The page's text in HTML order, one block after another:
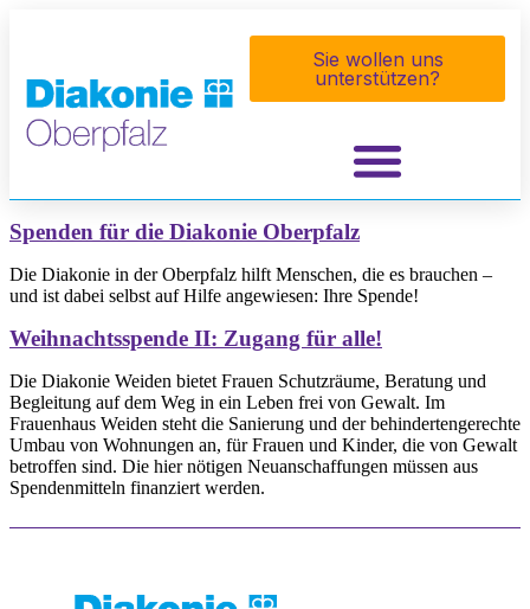
Sie wollen uns
unterstützen?
Spenden für die Diakonie Oberpfalz
Die Diakonie in der Oberpfalz hilft Menschen, die es brauchen –
und ist dabei selbst auf Hilfe angewiesen: Ihre Spende!
Weihnachtsspende II: Zugang für alle!
Die Diakonie Weiden bietet Frauen Schutzräume, Beratung und
Begleitung auf dem Weg in ein Leben frei von Gewalt. Im
Frauenhaus Weiden steht die Sanierung und der behindertengerechte
Umbau von Wohnungen an, für Frauen und Kinder, die von Gewalt
betroffen sind. Die hier nötigen Neuanschaffungen müssen aus
Spendenmitteln finanziert werden.